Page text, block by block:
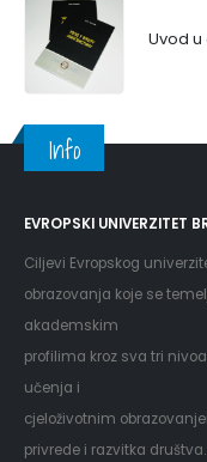
Uvod u
Info
EVROPSKI UNIVERZITET
Ciljevi Evropskog
obrazovanja koje se
akademskim
profilima kroz sva tri
učenja i
cjeloživotnim
privrede i razvitka društva.